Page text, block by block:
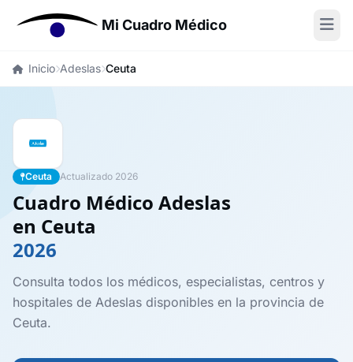
Mi Cuadro Médico
Inicio Adeslas Ceuta
Ceuta Actualizado 2026
Cuadro Médico Adeslas
en Ceuta
2026
Consulta todos los médicos, especialistas, centros y
hospitales de Adeslas disponibles en la provincia de
Ceuta.